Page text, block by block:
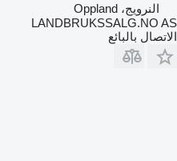
النرويج، Oppland
LANDBRUKSSALG.NO AS
الاتصال بالبائع